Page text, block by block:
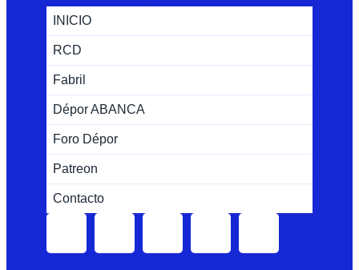
INICIO
RCD
Fabril
Dépor ABANCA
Foro Dépor
Patreon
Contacto